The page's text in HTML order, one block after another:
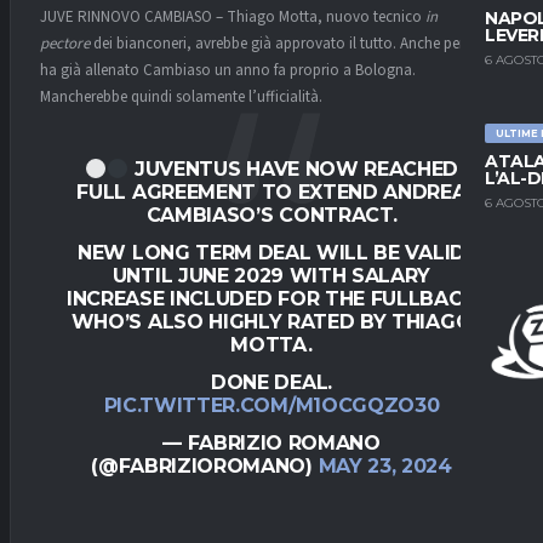
6
ULTIME
L’AL-
6
JUVE RINNOVO CAMBIASO – Thiago Motta, nuovo tecnico in
pectoredei bianconeri, avrebbe già approvato il tutto. Anche perché
ha già allenato Cambiaso un anno fa proprio a Bologna.
Mancherebbe quindi solamente l’ufficialità.
JUVENTUS HAVE NOW REACHED
FULL AGREEMENT TO EXTEND ANDREA
CAMBIASO’S CONTRACT.
NEW LONG TERM DEAL WILL BE VALID
UNTIL JUNE 2029 WITH SALARY
INCREASE INCLUDED FOR THE FULLBACK
WHO’S ALSO HIGHLY RATED BY THIAGO
MOTTA.
DONE DEAL.
PIC.TWITTER.COM/M1OCGQZO30
— FABRIZIO ROMANO
(@FABRIZIOROMANO) MAY 23, 2024